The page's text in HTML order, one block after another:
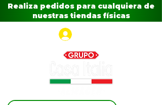
Realiza pedidos para cualquiera de
nuestras tiendas físicas